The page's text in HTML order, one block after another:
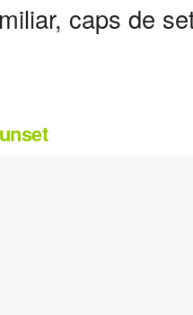
caps de